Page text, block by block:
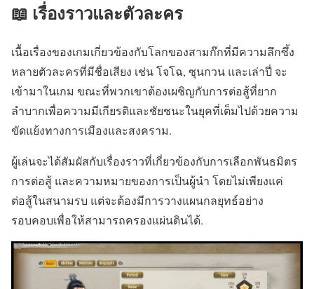
📖 เรื่องราวและตัวละคร
เนื้อเรื่องของเกมเกี่ยวข้องกับโลกของสามก๊กที่มีความลึกซึ้ง
หลายตัวละครที่มีชื่อเสียง เช่น โจโฉ, ซุนกวน และเล่าปี่ จะ
เข้ามาในเกม ขณะที่พวกเขาต้องเผชิญกับการต่อสู้ที่ยาก
ลำบากเพื่อความมีเกียรติและชัยชนะในยุคที่เต็มไปด้วยความ
ขัดแย้งทางการเมืองและสงคราม.
ผู้เล่นจะได้สัมผัสกับเรื่องราวที่เกี่ยวข้องกับการเลือกพันธมิตร
การต่อสู้ และความหมายของการเป็นผู้นำ โดยไม่เพียงแค่
ต่อสู้ในสนามรบ แต่จะต้องมีการวางแผนกลยุทธ์อย่าง
รอบคอบเพื่อให้สามารถครองแผ่นดินได้.